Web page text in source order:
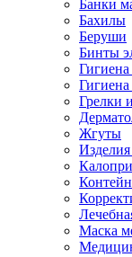
Банки
Бахилы
Беруши
Бинты
Грелки
Жгуты
Маска